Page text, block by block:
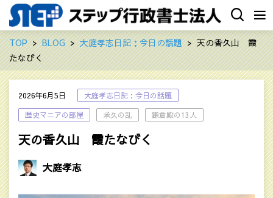
TOP BLOG 大庭孝志日記：今日の話題
天の香久山 霞
たなびく
2026年6月5日
大庭孝志日記：今日の話題
歴史マニアの部屋
承久の乱 鎌倉殿の13人
天の香久山 霞たなびく
大庭孝志